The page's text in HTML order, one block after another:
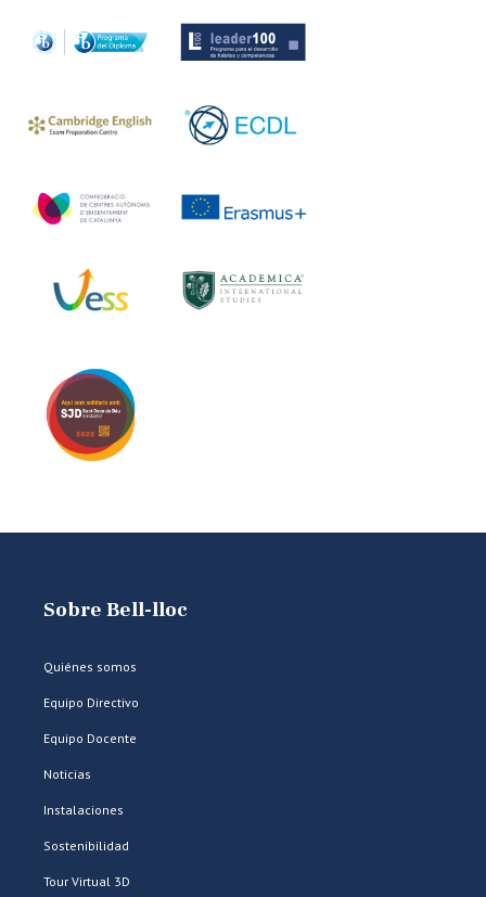
Sobre Bell-lloc
Quiénes somos
Equipo Directivo
Equipo Docente
Noticias
Instalaciones
Sostenibilidad
Tour Virtual 3D